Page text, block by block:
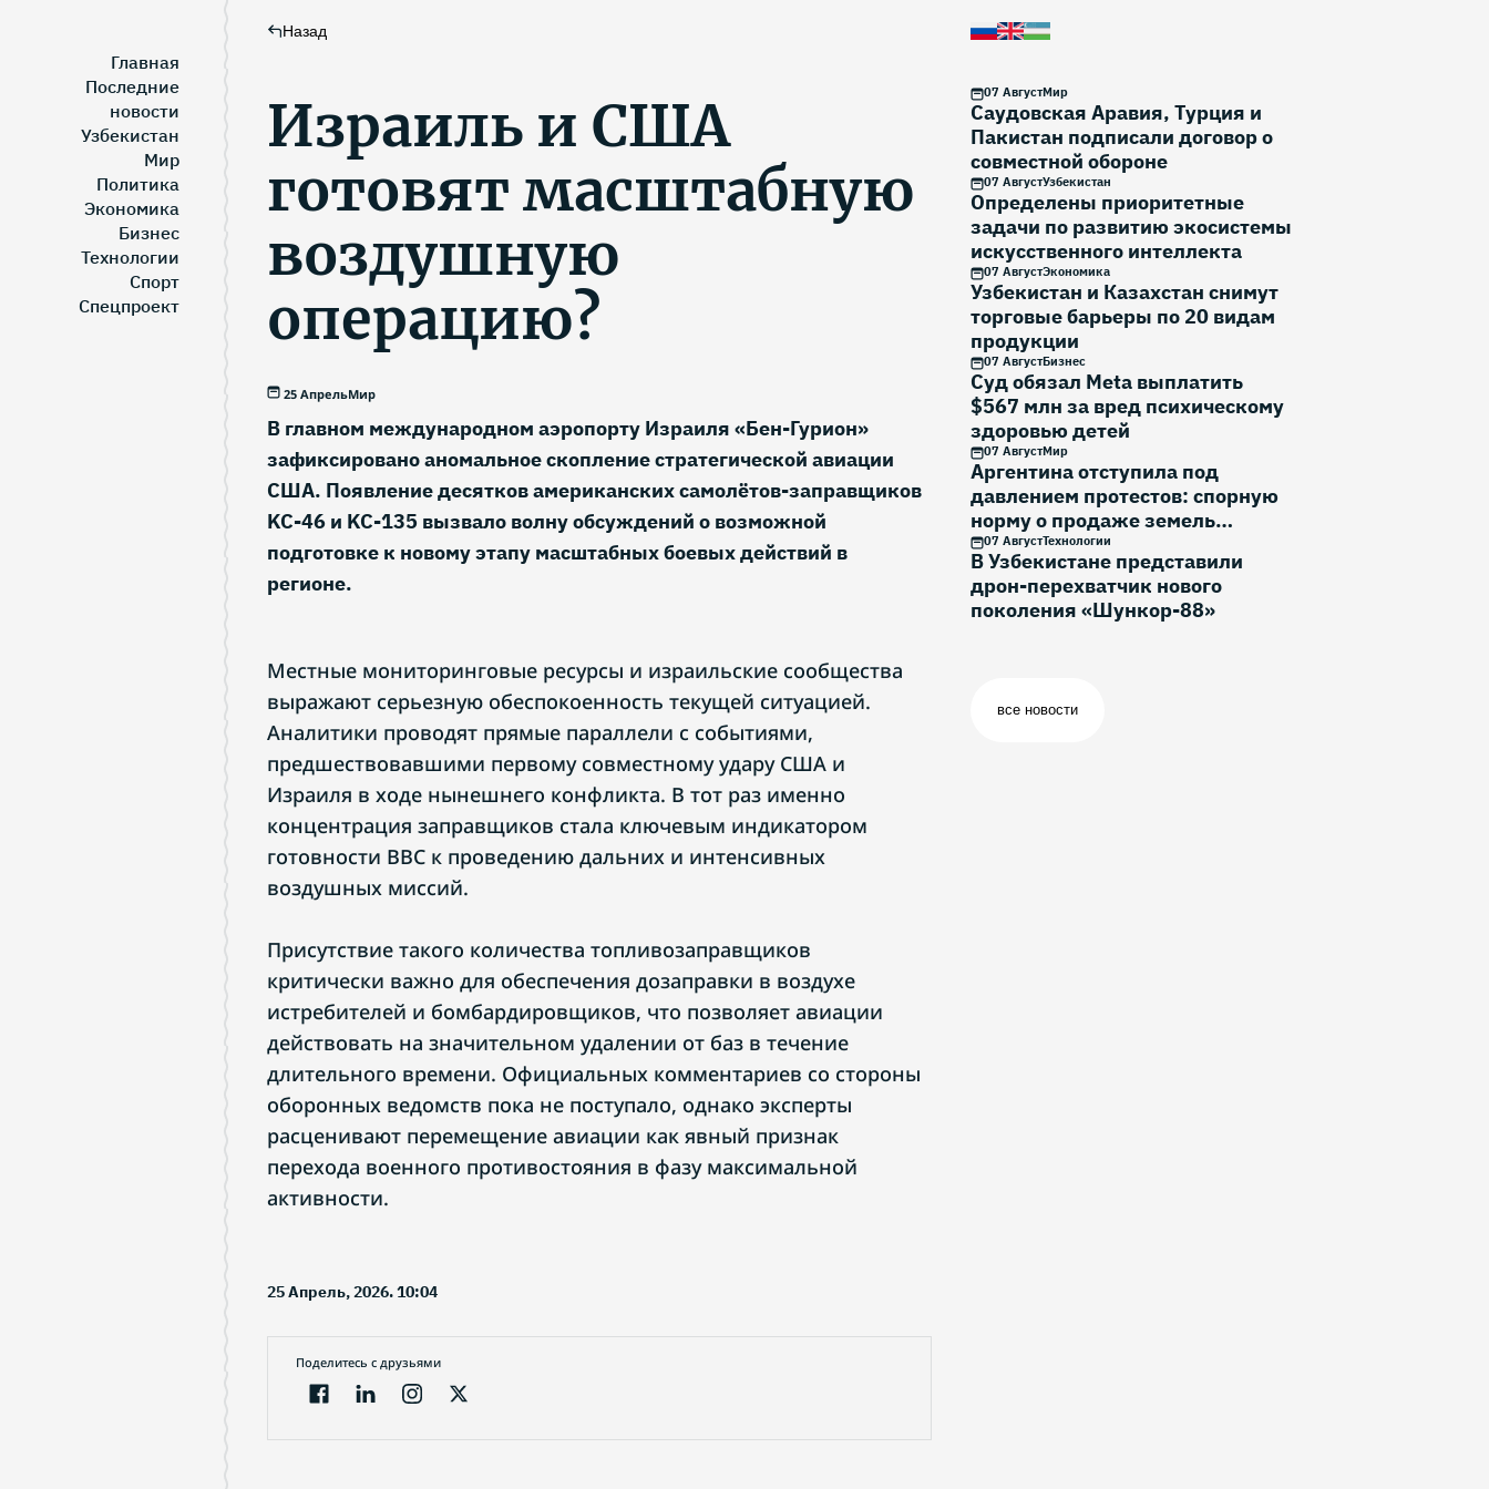
Главная
Последние
новости
Узбекистан
Мир
Политика
Экономика
Бизнес
Технологии
Спорт
Спецпроект
Назад
Израиль и США
готовят масштабную
воздушную
операцию?
25 АпрельМир
В главном международном аэропорту Израиля «Бен-Гурион»
зафиксировано аномальное скопление стратегической авиации
США. Появление десятков американских самолётов-заправщиков
KC-46 и KC-135 вызвало волну обсуждений о возможной
подготовке к новому этапу масштабных боевых действий в
регионе.
Местные мониторинговые ресурсы и израильские сообщества
выражают серьезную обеспокоенность текущей ситуацией.
Аналитики проводят прямые параллели с событиями,
предшествовавшими первому совместному удару США и
Израиля в ходе нынешнего конфликта. В тот раз именно
концентрация заправщиков стала ключевым индикатором
готовности ВВС к проведению дальних и интенсивных
воздушных миссий.
Присутствие такого количества топливозаправщиков
критически важно для обеспечения дозаправки в воздухе
истребителей и бомбардировщиков, что позволяет авиации
действовать на значительном удалении от баз в течение
длительного времени. Официальных комментариев со стороны
оборонных ведомств пока не поступало, однако эксперты
расценивают перемещение авиации как явный признак
перехода военного противостояния в фазу максимальной
активности.
25 Апрель, 2026. 10:04
Поделитесь с друзьями
07 АвгустМир
Саудовская Аравия, Турция и
Пакистан подписали договор о
совместной обороне
07 АвгустУзбекистан
Определены приоритетные
задачи по развитию экосистемы
искусственного интеллекта
07 АвгустЭкономика
Узбекистан и Казахстан снимут
торговые барьеры по 20 видам
продукции
07 АвгустБизнес
Суд обязал Meta выплатить
$567 млн за вред психическому
здоровью детей
07 АвгустМир
Аргентина отступила под
давлением протестов: спорную
норму о продаже земель
иностранцам исключили
07 АвгустТехнологии
В Узбекистане представили
дрон-перехватчик нового
поколения «Шункор-88»
все новости